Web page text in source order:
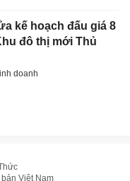
kế hoạch đấu giá 8
đô thị mới Thủ
doanh
Việt Nam